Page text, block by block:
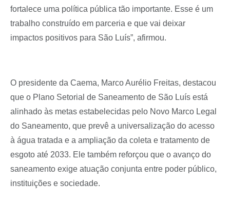
fortalece uma política pública tão importante. Esse é um
trabalho construído em parceria e que vai deixar
impactos positivos para São Luís”, afirmou.
O presidente da Caema, Marco Aurélio Freitas, destacou
que o Plano Setorial de Saneamento de São Luís está
alinhado às metas estabelecidas pelo Novo Marco Legal
do Saneamento, que prevê a universalização do acesso
à água tratada e a ampliação da coleta e tratamento de
esgoto até 2033. Ele também reforçou que o avanço do
saneamento exige atuação conjunta entre poder público,
instituições e sociedade.